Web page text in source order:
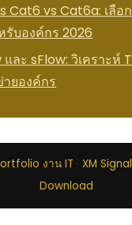
Cat6 vs Cat6a: เลือ
รับองค์กร 2026
และ sFlow: วิเคราะห์
ยองค์กร
งาน IT · XM
Download